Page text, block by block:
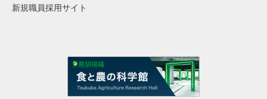
新規職員採用サイト